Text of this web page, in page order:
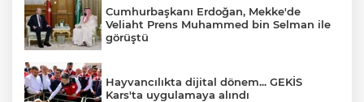
Cumhurbaşkanı Erdoğan, Mekke'de
Veliaht Prens Muhammed bin Selman ile
görüştü
Hayvancılıkta dijital dönem... GEKİS
Kars'ta uygulamaya alındı